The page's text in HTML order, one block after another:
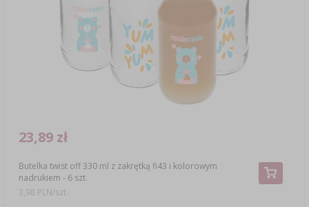
Butelka twist off 330 ml z zakrętką fi43 i kolorowym
nadrukiem - 6 szt.
23,89 zł
3,98 PLN/szt.